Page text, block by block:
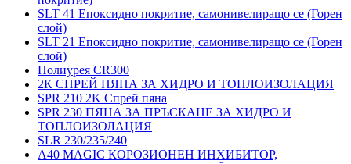
SLT 41 Епоксидно покритие, самонивелиращо се (Горен
слой)
SLT 21 Епоксидно покритие, самонивелиращо се (Горен
слой)
Полиурея CR300
2К СПРЕЙ ПЯНА ЗА ХИДРО И ТОПЛОИЗОЛАЦИЯ
SPR 210 2K Спрей пяна
SPR 230 ПЯНА ЗА ПРЪСКАНЕ ЗА ХИДРО И
ТОПЛОИЗОЛАЦИЯ
SLR 230/235/240
A40 MAGIC КОРОЗИОНЕН ИНХИБИТОР,